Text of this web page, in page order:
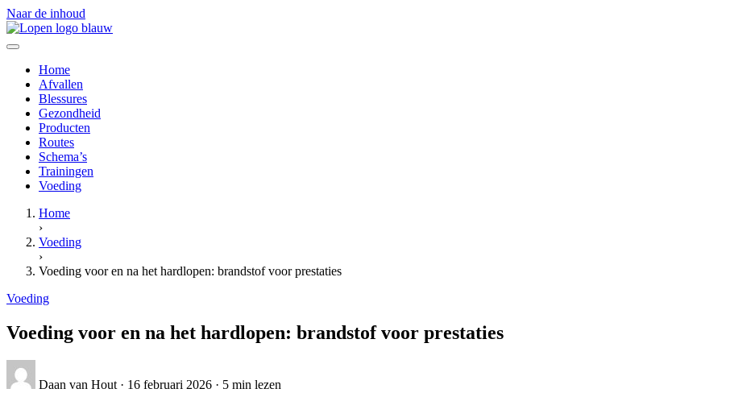
Naar de inhoud
Home
Afvallen
Blessures
Gezondheid
Producten
Routes
Schema’s
Trainingen
Voeding
Home
›
Voeding
›
Voeding voor en na het hardlopen: brandstof voor prestaties
Voeding
Voeding voor en na het hardlopen: brandstof voor prestaties
Daan van Hout · 16 februari 2026 · 5 min lezen